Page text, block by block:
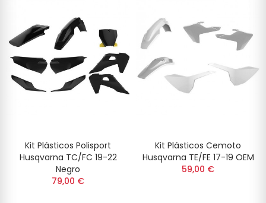
Kit Plásticos Polisport
Husqvarna TC/FC 19-22
Negro
79,00 €
Kit Plásticos Cemoto
Husqvarna TE/FE 17-19 OEM
59,00 €